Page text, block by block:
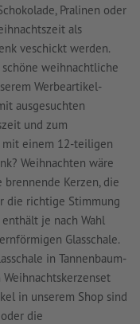
Pralinen oder
als
veschickt werden.
weihnachtliche
Werbeartikel-
ausgesuchten
und zum
mit einem 12-teiligen
Weihnachten wäre
brennende Kerzen, die
die richtige Stimmung
je nach Wahl
Glasschale.
in Tannenbaum-
in unserem Shop sind
die